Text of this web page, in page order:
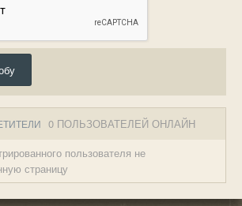
0 ПОЛЬЗОВАТЕЛЕЙ ОНЛАЙН
пользователя не
страницу